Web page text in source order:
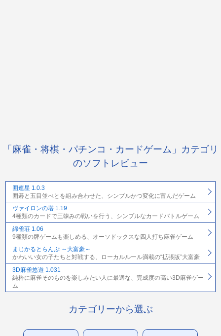
「麻雀・将棋・パチンコ・カードゲーム」カテゴリ
のソフトレビュー
囲連星 1.0.3
囲碁と五目並べとを組み合わせた、シンプルかつ変化に富んだゲーム
ヴァイロンの塔 1.19
4種類のカードで三竦みの戦いを行う、シンプルなカードバトルゲーム
綿雀荘 1.06
9種類の牌ゲームも楽しめる、オーソドックスな四人打ち麻雀ゲーム
まじかるとらんぷ ～大富豪～
かわいい女の子たちと対戦する、ローカルルール満載の“拡張版”大富豪
3D麻雀悠遊 1.031
純粋に麻雀そのものを楽しみたい人に最適な、完成度の高い3D麻雀ゲー
ム
カテゴリーから選ぶ